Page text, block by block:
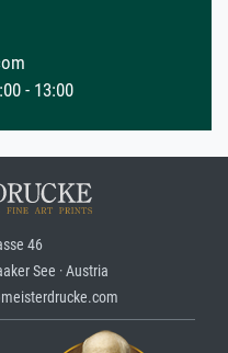
- 13:00
46
See · Austria